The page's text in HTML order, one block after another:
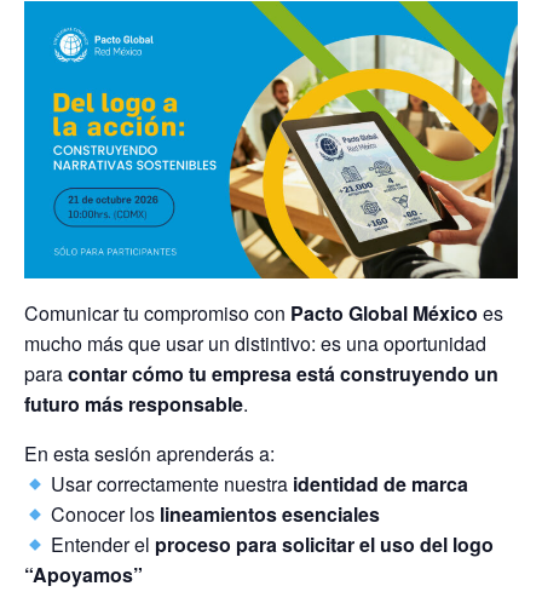
Comunicar tu compromiso con Pacto Global México es
mucho más que usar un distintivo: es una oportunidad
paracontar cómo tu empresa está construyendo un
futuro más responsable.
En esta sesión aprenderás a:
Usar correctamente nuestra identidad de marca
Conocer los lineamientos esenciales
Entender el proceso para solicitar el uso del logo
“Apoyamos”